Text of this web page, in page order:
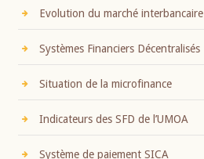
Evolution du marché interbancaire
Systèmes Financiers Décentralisés
Situation de la microfinance
Indicateurs des SFD de l’UMOA
Système de paiement SICA